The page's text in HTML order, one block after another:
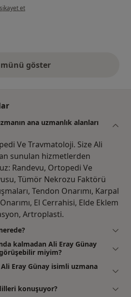
görüşüne göre ş...
et
göster
yukarıdaki görüşler
ana uzmanlık alanları
Ve Travmatoloji. Size Ali
sunulan hizmetlerden
Randevu, Ortopedi Ve
Tümör Nekrozu Faktörü
Tendon Onarımı, Karpal
El Cerrahisi, Elde Eklem
Artroplasti.
kalmadan Ali Eray Günay
miyim?
Eray Günay isimli uzmana
konuşuyor?